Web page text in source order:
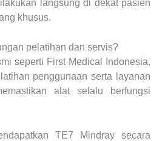
langsung di dekat pasien
khusus.
pelatihan dan servis?
seperti First Medical Indonesia,
penggunaan serta layanan
alat selalu berfungsi
TE7 Mindray secara